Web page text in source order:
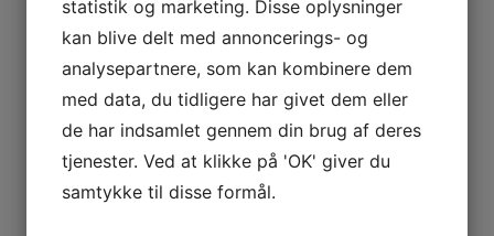
KARSHOLM SPISESTUESTOL
statistik og marketing. Disse oplysninger
kan blive delt med annoncerings- og
analysepartnere, som kan kombinere dem
med data, du tidligere har givet dem eller
de har indsamlet gennem din brug af deres
tjenester. Ved at klikke på 'OK' giver du
samtykke til disse formål.